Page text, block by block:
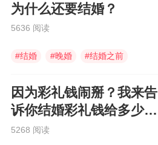
为什么还要结婚？
5636 阅读
#结婚 #晚婚 #结婚之前
因为彩礼钱闹掰？我来告
诉你结婚彩礼钱给多少合
适！
5268 阅读